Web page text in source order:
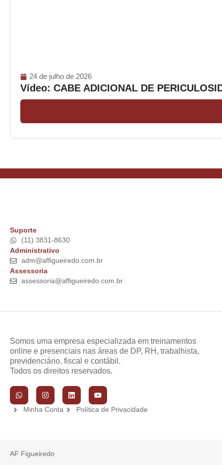
24 de julho de 2026
Vídeo: CABE ADICIONAL DE
Suporte
(11) 3831-8630
Administrativo
adm@affigueiredo.com.br
Assessoria
assessoria@affigueiredo.com.br
Somos uma empresa especializada em treinamentos
online e presenciais nas áreas de DP, RH, trabalhista,
previdenciário, fiscal e contábil.
Todos os direitos reservados.
Minha Conta Política de Privacidade
AF Figueiredo